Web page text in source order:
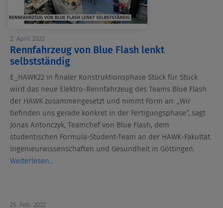
2. April 2022
Rennfahrzeug von Blue Flash lenkt
selbstständig
E_HAWK22 in finaler Konstruktionsphase Stück für Stück
wird das neue Elektro-Rennfahrzeug des Teams Blue Flash
der HAWK zusammengesetzt und nimmt Form an: „Wir
befinden uns gerade konkret in der Fertigungsphase“, sagt
Jonas Antonczyk, Teamchef von Blue Flash, dem
studentischen Formula-Student-Team an der HAWK-Fakultät
Ingenieurwissenschaften und Gesundheit in Göttingen.
Weiterlesen...
25. Feb. 2022